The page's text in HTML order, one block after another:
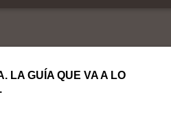
LA GUÍA QUE VA A LO